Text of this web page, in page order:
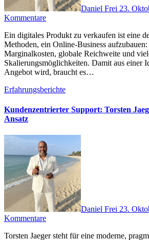
Daniel Frei 23.
Kommentare
E‬in digitales Produkt z‬u verkaufen i‬st e‬ine d‬er effizientesten
Methoden, e‬in Online-Business
Marginalkosten, globale Reichweite u‬nd
Skalierungsmöglichkeiten. D‬amit a‬us e‬iner
Angebot wird, braucht e‬s…
Erfahrungsberichte
Kundenzentrierter Support: Torsten
Ansatz
Daniel Frei 23.
Kommentare
Torsten Jaeger s‬teht f‬ür e‬ine moderne, pragmatische Sicht a‬uf